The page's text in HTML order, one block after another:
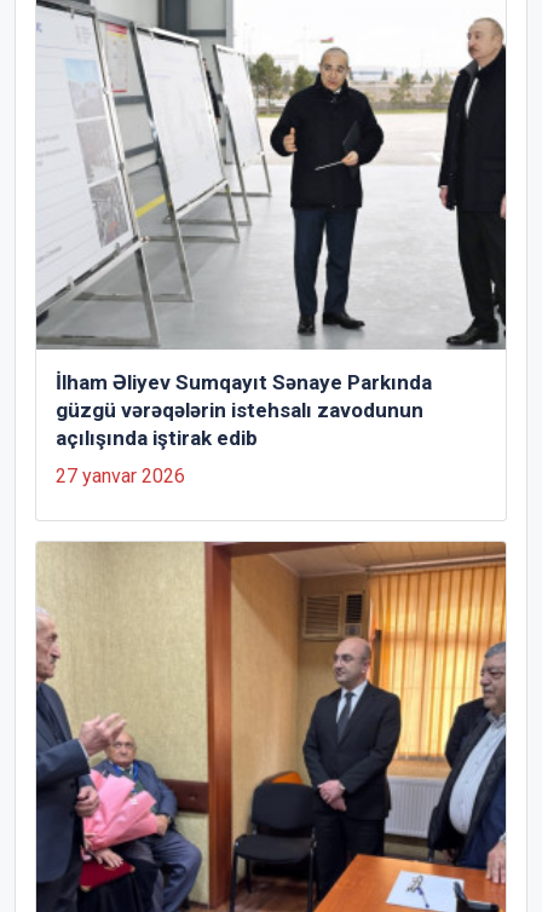
İlham Əliyev Sumqayıt Sənaye Parkında
güzgü vərəqələrin istehsalı zavodunun
açılışında iştirak edib
27 yanvar 2026